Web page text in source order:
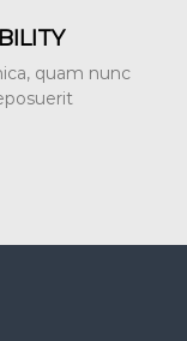
quam nunc